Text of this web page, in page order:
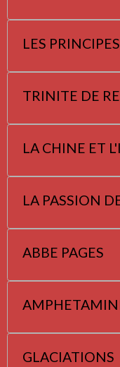
LES
TRINITE DE
LA CHINE ET
LA PASSION
ABBE PAGES
GLACIATIONS